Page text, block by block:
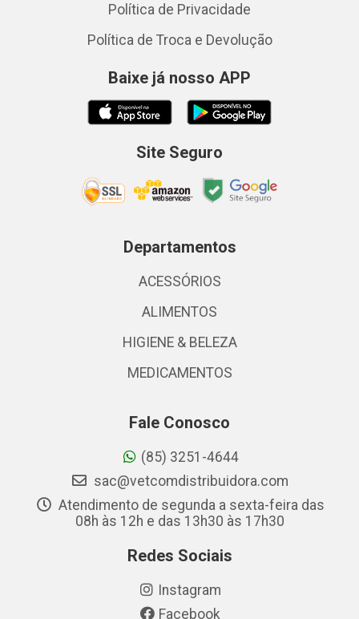
Política de Privacidade
Política de Troca e Devolução
Baixe já nosso APP
Site Seguro
Departamentos
ACESSÓRIOS
ALIMENTOS
HIGIENE & BELEZA
MEDICAMENTOS
Fale Conosco
(85) 3251-4644
sac@vetcomdistribuidora.com
Atendimento de segunda a sexta-feira das
08h às 12h e das 13h30 às 17h30
Redes Sociais
Instagram
Facebook